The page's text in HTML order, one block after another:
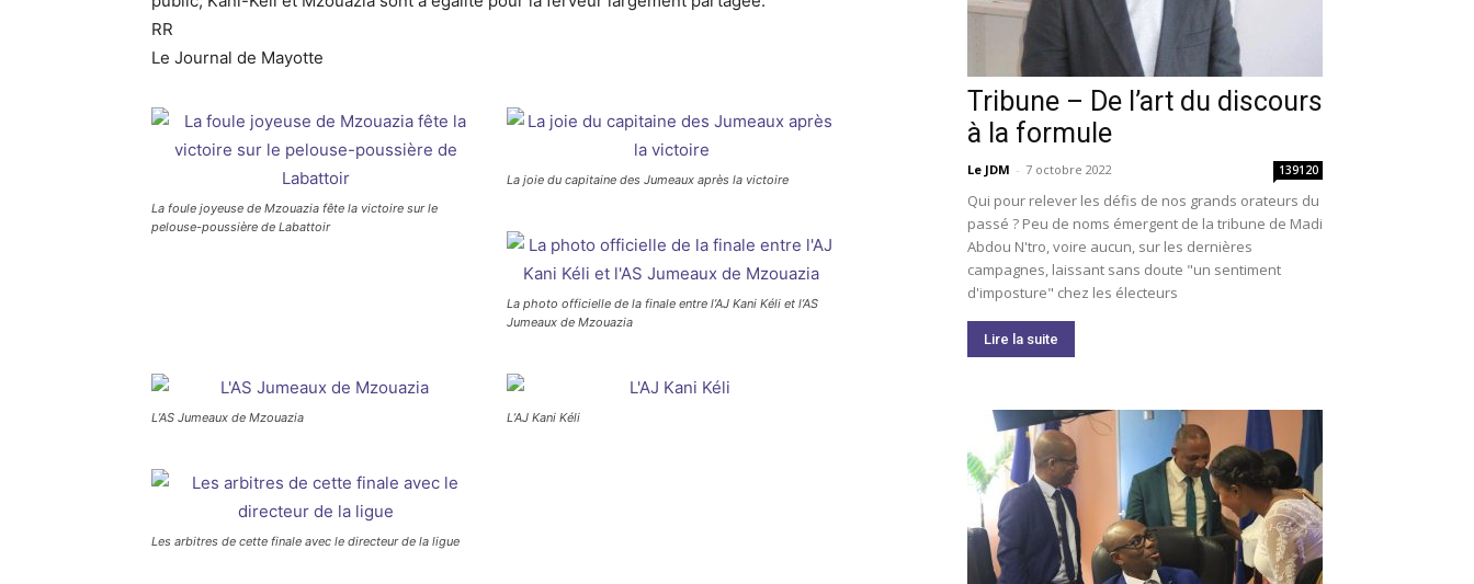
RR
Le Journal de Mayotte
La foule joyeuse de Mzouazia fête la victoire sur le
pelouse-poussière de Labattoir
La joie du capitaine des Jumeaux après la victoire
La photo officielle de la finale entre l’AJ Kani Kéli et l’AS
Jumeaux de Mzouazia
L’AS Jumeaux de Mzouazia L’AJ Kani Kéli
Les arbitres de cette finale avec le directeur de la ligue
Tribune – De l’art du discours
à la formule
Le JDM - 7 octobre 2022 139120
Qui pour relever les défis de nos grands orateurs du
passé ? Peu de noms émergent de la tribune de Madi
Abdou N'tro, voire aucun, sur les dernières
campagnes, laissant sans doute "un sentiment
d'imposture" chez les électeurs
Lire la suite